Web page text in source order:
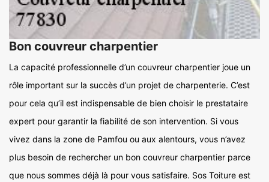
Bon couvreur charpentier
La capacité professionnelle d’un couvreur charpentier joue un
rôle important sur la succès d’un projet de charpenterie. C’est
pour cela qu’il est indispensable de bien choisir le prestataire
expert pour garantir la fiabilité de son intervention. Si vous
vivez dans la zone de Pamfou ou aux alentours, vous n’avez
plus besoin de rechercher un bon couvreur charpentier parce
que nous sommes déjà là pour vous satisfaire. Sos Toiture est